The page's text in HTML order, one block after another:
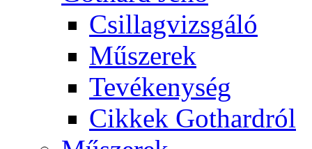
Csil­lag­vizs­gá­ló
Mű­sze­rek
Te­vé­keny­ség
Cik­kek Got­hard­ról